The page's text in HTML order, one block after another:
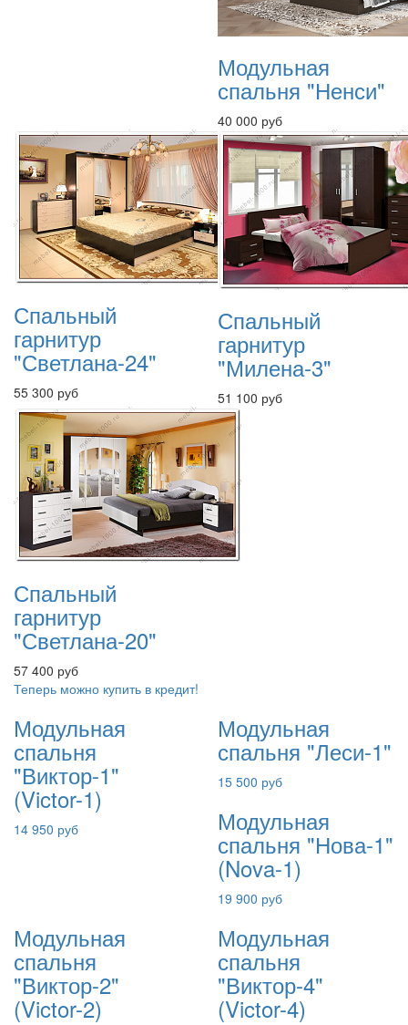
Модульная
спальня "Ненси"
40 000 руб
Спальный
гарнитур
"Светлана-24"
55 300 руб
Спальный
гарнитур
"Милена-3"
51 100 руб
Спальный
гарнитур
"Светлана-20"
57 400 руб
Теперь можно купить в кредит!
Модульная
спальня
"Виктор-1"
(Victor-1)
14 950 руб
Модульная
спальня "Леси-1"
15 500 руб
Модульная
спальня "Нова-1"
(Nova-1)
19 900 руб
Модульная
спальня
"Виктор-2"
(Victor-2)
Модульная
спальня
"Виктор-4"
(Victor-4)